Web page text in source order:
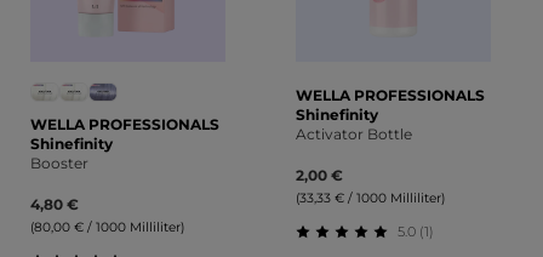
WELLA PROFESSIONALS
Shinefinity
Booster
4,80 €
(80,00 € / 1000 Milliliter)
WELLA PROFESSIONALS
Shinefinity
Activator Bottle
2,00 €
(33,33 € / 1000 Milliliter)
5.0 (1)